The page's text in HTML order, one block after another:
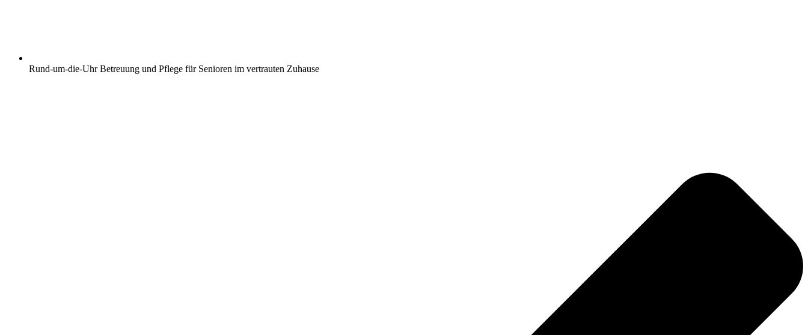
Rund-um-die-Uhr Betreuung und Pflege für Senioren im vertrauten Zuhause